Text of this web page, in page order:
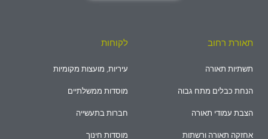
תאורת רחוב
תשתיות תאורה
הנחת כבלים מתח גבוה
הצבת עמודי תאורה
אחזקה תאורה ורשתות
לקוחות
עיריות, מועצות מקומיות
מוסדות ממשלתיים
חברות בתעשייה
מוסדות חינוך